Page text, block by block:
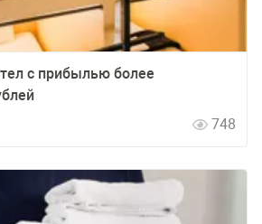
с прибылью более
748